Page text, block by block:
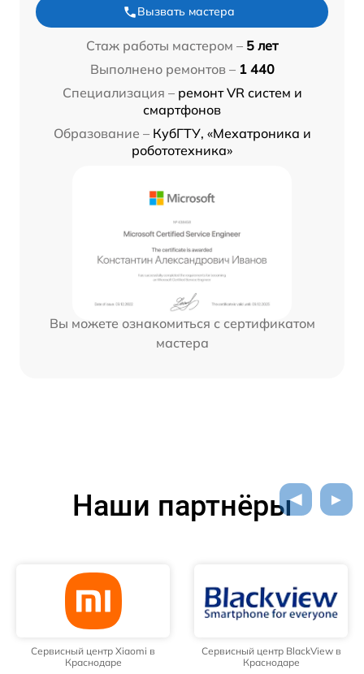
Вызвать мастера
Стаж работы мастером – 5 лет
Выполнено ремонтов – 1 440
Специализация – ремонт VR систем и
смартфонов
Образование – КубГТУ, «Мехатроника и
робототехника»
Вы можете ознакомиться с сертификатом
мастера
Наши партнёры
Сервисный центр Xiaomi в
Краснодаре
Сервисный центр BlackView в
Краснодаре